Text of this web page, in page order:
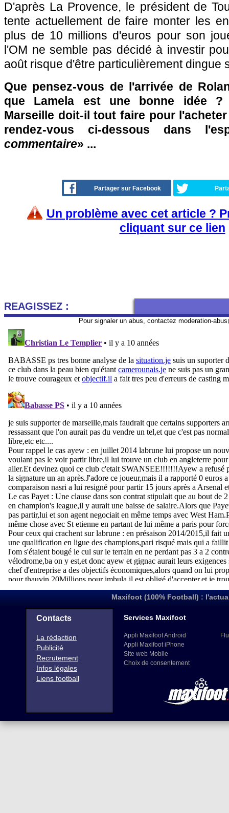
D'après La Provence, le président de
tente actuellement de faire monter les
plus de 10 millions d'euros pour son
l'OM ne semble pas décidé à investir
août risque d'être particulièrement dingue
Que pensez-vous de l'arrivée de
que Lamela est une bonne idée ?
Marseille doit-il tout faire pour
rendez-vous ci-dessous dans
commentaire» ...
Partager sur Facebook
Un problème avec cet article ?
cliquant sur ce lien
REAGISSEZ :
Pour signaler un abus, contactez moderation-
Maxifoot (100% Football) :
Contacts
La rédaction
Publicité
Recrutement
Infos légales
Liens football
Services Maxifoot
Appli Maxifoot Android
Appli Maxifoot iPhone
Site web Mobile
Choix de consentement